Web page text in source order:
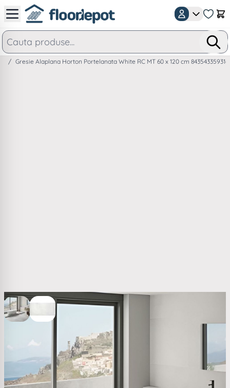
Mergeti la Continut
/ Gresie Alaplana Horton Portelanata White RC MT 60 x 120 cm
View larger image
View larger image
Gresie Alaplana Horton Portelanata White RC MT 60 x
120 cm 8435433593140